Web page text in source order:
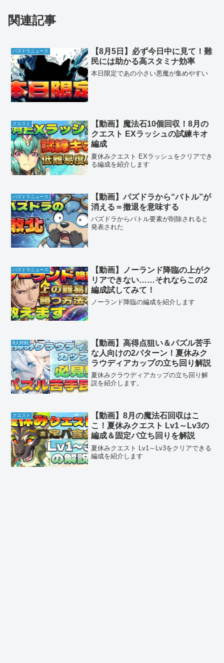
関連記事
パズドラニュース
【8月5日】必ず今日中に見て！難
民には助かる高スタミナ効率
本日限定であの小さい悪魔が集めやすい
クエスト
【動画】魔法石10個回収！8月の
クエスト EXラッシュの試練キオ
編成
夏休みクエスト EXラッシュをクリアでき
る編成を紹介します
パズドラニュース
【動画】パズドラから“バトル”が
消える＝撤退を意味する
パズドラからバトル要素が削除されると
発表された
パズドラニュース
【動画】ノーランド降臨の上がク
リアできない……それならこの2
編成試してみて！
ノーランド降臨の編成を紹介します
8人対戦
【動画】高得点狙い＆パズル苦手
な人向けの2パターン！夏休みク
ラウディアカップの立ち回り解説
夏休みクラウディアカップの立ち回り解
説を紹介します。
クエスト
【動画】8月の魔法石回収はこ
こ！夏休みクエスト Lv1～Lv3の
編成＆固定パ立ち回りを解説
夏休みクエスト Lv1～Lv3をクリアできる
編成を紹介します